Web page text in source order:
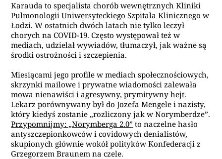
Karauda to specjalista chorób wewnętrznych Kliniki
Pulmonologii Uniwersyteckiego Szpitala Klinicznego w
Łodzi. W ostatnich dwóch latach nie tylko leczył
chorych na COVID-19. Często występował też w
mediach, udzielał wywiadów, tłumaczył, jak ważne są
środki ostrożności i szczepienia.
Miesiącami jego profile w mediach społecznościowych,
skrzynki mailowe i prywatne wiadomości zalewała
mowa nienawiści i agresywny, prymitywny hejt.
Lekarz porównywany był do Jozefa Mengele i nazisty,
który kiedyś zostanie „rozliczony jak w Norymberdze”.
Przypomnijmy: „Norymberga 2.0” to naczelne hasło
antyszczepionkowców i covidowych denialistów,
skupionych głównie wokół polityków Konfederacji z
Grzegorzem Braunem na czele.